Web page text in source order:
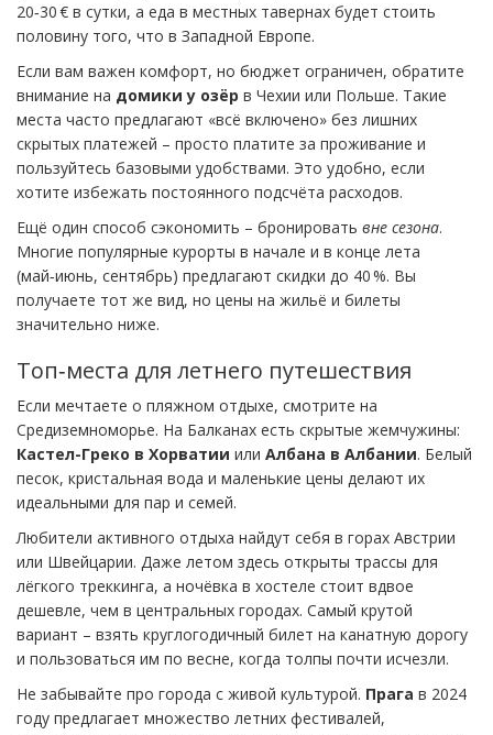
20‑30 € в сутки, а еда в местных тавернах будет стоить
половину того, что в Западной Европе.
Если вам важен комфорт, но бюджет ограничен, обратите
внимание на домики у озёр в Чехии или Польше. Такие
места часто предлагают «всё включено» без лишних
скрытых платежей – просто платите за проживание и
пользуйтесь базовыми удобствами. Это удобно, если
хотите избежать постоянного подсчёта расходов.
Ещё один способ сэкономить – бронировать вне сезона.
Многие популярные курорты в начале и в конце лета
(май‑июнь, сентябрь) предлагают скидки до 40 %. Вы
получаете тот же вид, но цены на жильё и билеты
значительно ниже.
Топ‑места для летнего путешествия
Если мечтаете о пляжном отдыхе, смотрите на
Средиземноморье. На Балканах есть скрытые жемчужины:
Кастел-Греко в Хорватии или Албана в Албании. Белый
песок, кристальная вода и маленькие цены делают их
идеальными для пар и семей.
Любители активного отдыха найдут себя в горах Австрии
или Швейцарии. Даже летом здесь открыты трассы для
лёгкого треккинга, а ночёвка в хостеле стоит вдвое
дешевле, чем в центральных городах. Самый крутой
вариант – взять круглогодичный билет на канатную дорогу
и пользоваться им по весне, когда толпы почти исчезли.
Не забывайте про города с живой культурой. Прага в 2024
году предлагает множество летних фестивалей,